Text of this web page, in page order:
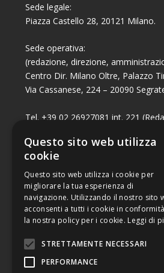
Sede legale:
Piazza Castello 28, 20121 Milano.
Sede operativa:
(redazione, direzione,
Centro Dir. Milano Oltre, Palazzo
Via Cassanese, 224 – 20090
Tel. +39 02 26927081 int. 221
Tel. +39 02 26927081 int. 224
Fax +39 02 26951006
Capitale sociale di Euro 10.000,00 –
delle Imprese di Milano, partita Iva e
iscritta al Repertorio Economico
2091710. È vietata la riproduzione, anche
qualsiasi mezzo, compresa la stampa, se
Questo sito web utilizza
cookie
Questo sito web utilizza i cookie per
migliorare la tua esperienza di
navigazione. Utilizzando il nostro sito
acconsenti a tutti i cookie in
la nostra policy per i cookie. Leggi di
STRETTAMENTE NECESSARI
PERFORMANCE